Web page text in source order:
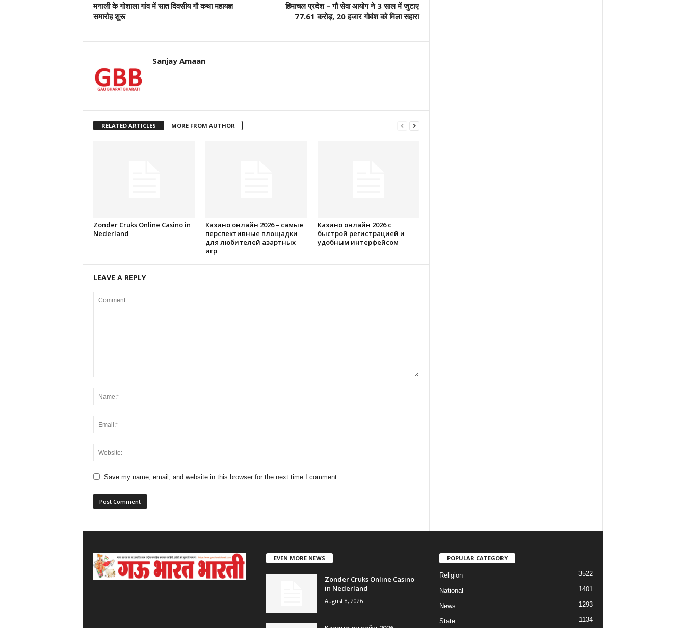
मनाली के गोशाला गांव में सात दिवसीय गौ कथा महायज्ञ
समारोह शुरू
हिमाचल प्रदेश – गौ सेवा आयोग ने 3 साल में जुटाए
77.61 करोड़, 20 हजार गोवंश को मिला सहारा
Sanjay Amaan
RELATED ARTICLES MORE FROM AUTHOR
Zonder Cruks Online Casino in
Nederland
Казино онлайн 2026 – самые
перспективные площадки
для любителей азартных
игр
Казино онлайн 2026 с
быстрой регистрацией и
удобным интерфейсом
LEAVE A REPLY
Save my name, email, and website in this browser for the next time I comment.
EVEN MORE NEWS
Zonder Cruks Online Casino
in Nederland
August 8, 2026
POPULAR CATEGORY
Religion 3522
National 1401
News 1293
State 1134